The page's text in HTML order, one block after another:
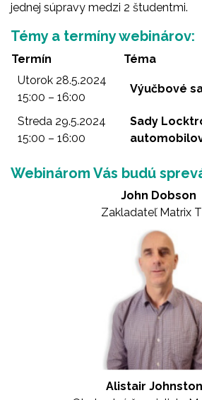
jednej súpravy medzi 2 študentmi.
Témy a termíny webinárov:
Termín
Téma
Utorok 28.5.2024
15:00 – 16:00
Výučbové
Streda 29.5.2024
15:00 – 16:00
Sady
Webinárom Vás budú
John Dobson
Zakladateľ Matrix
Alistair